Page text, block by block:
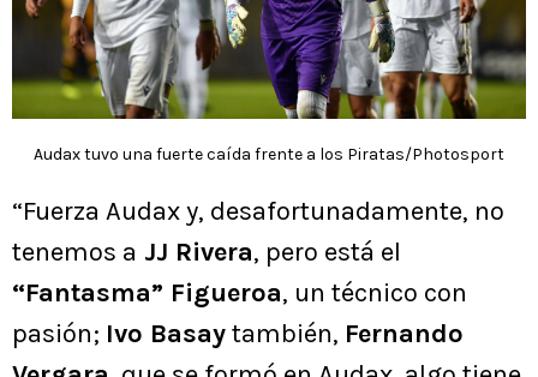
Audax tuvo una fuerte caída frente a los Piratas/Photosport
“Fuerza Audax y, desafortunadamente, no
tenemos a JJ Rivera, pero está el
“Fantasma” Figueroa, un técnico con
pasión; Ivo Basaytambién, Fernando